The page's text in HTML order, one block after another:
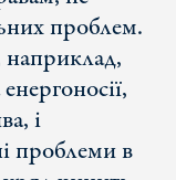
проблем.
наприклад,
і
проблеми в